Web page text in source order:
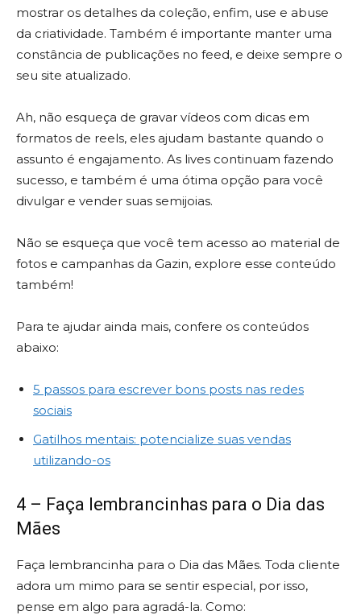
mostrar os detalhes da coleção, enfim, use e abuse
da criatividade. Também é importante manter uma
constância de publicações no feed, e deixe sempre o
seu site atualizado.
Ah, não esqueça de gravar vídeos com dicas em
formatos de reels, eles ajudam bastante quando o
assunto é engajamento. As lives continuam fazendo
sucesso, e também é uma ótima opção para você
divulgar e vender suas semijoias.
Não se esqueça que você tem acesso ao material de
fotos e campanhas da Gazin, explore esse conteúdo
também!
Para te ajudar ainda mais, confere os conteúdos
abaixo:
5 passos para escrever bons posts nas redes
sociais
Gatilhos mentais: potencialize suas vendas
utilizando-os
4 – Faça lembrancinhas para o Dia das
Mães
Faça lembrancinha para o Dia das Mães. Toda cliente
adora um mimo para se sentir especial, por isso,
pense em algo para agradá-la. Como: